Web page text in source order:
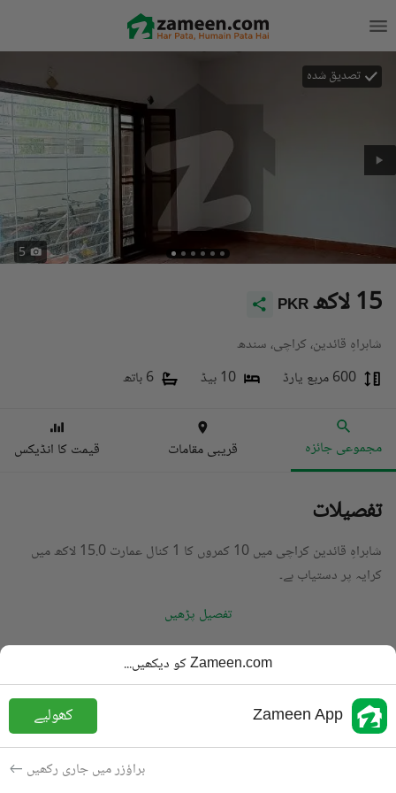
تصدیق شدہ
5
PKR 15 لاکھ
شاہراہِ قائدین، کراچی، سندھ
600 مربع یارڈ
10 بیڈ 6 باتھ
مجموعی جائزہ قریبی مقامات قیمت کا انڈیکس
تفصیلات
شاہراہِ قائدین کراچی میں 10 کمروں کا 1 کنال عمارت 15.0 لاکھ میں
کرایہ پر دستیاب ہے۔
تفصیل پڑھیں
عمارت
قیمت
PKR
15 لاکھ
باتھ
رقبہ
600 مربع یارڈ
کرایہ پر دستیاب
Zameen.com کو دیکھیں...
Zameen App کھولیے
براؤزر میں جاری رکھیں